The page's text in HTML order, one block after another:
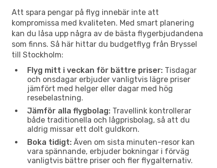
Att spara pengar på flyg innebär inte att
kompromissa med kvaliteten. Med smart planering
kan du låsa upp några av de bästa flygerbjudandena
som finns. Så här hittar du budgetflyg från Bryssel
till Stockholm:
Flyg mitt i veckan för bättre priser: Tisdagar
och onsdagar erbjuder vanligtvis lägre priser
jämfört med helger eller dagar med hög
resebelastning.
Jämför alla flygbolag: Travellink kontrollerar
både traditionella och lågprisbolag, så att du
aldrig missar ett dolt guldkorn.
Boka tidigt: Även om sista minuten-resor kan
vara spännande, erbjuder bokningar i förväg
vanligtvis bättre priser och fler flygalternativ.